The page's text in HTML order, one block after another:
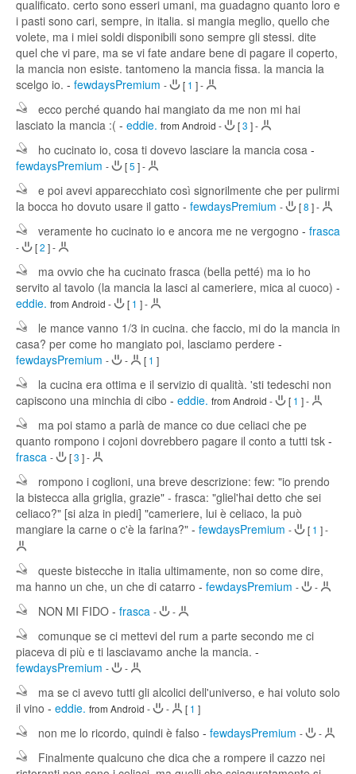
qualificato. certo sono esseri umani, ma guadagno quanto loro e
i pasti sono cari, sempre, in italia. si mangia meglio, quello che
volete, ma i miei soldi disponibili sono sempre gli stessi. dite
quel che vi pare, ma se vi fate andare bene di pagare il coperto,
la mancia non esiste. tantomeno la mancia fissa. la mancia la
scelgo io. - fewdaysPremium - [ 1 ]-
ecco perché quando hai mangiato da me non mi hai
lasciato la mancia :( - eddie. from Android - [3 ]-
ho cucinato io, cosa ti dovevo lasciare la mancia cosa -
fewdaysPremium - [5 ]-
e poi avevi apparecchiato così signorilmente che per pulirmi
la bocca ho dovuto usare il gatto - fewdaysPremium - [8 ]-
veramente ho cucinato io e ancora me ne vergogno - frasca
- [2 ]-
ma ovvio che ha cucinato frasca (bella petté) ma io ho
servito al tavolo (la mancia la lasci al cameriere, mica al cuoco) -
eddie. from Android - [ 1 ]-
le mance vanno 1/3 in cucina. che faccio, mi do la mancia in
casa? per come ho mangiato poi, lasciamo perdere -
fewdaysPremium - - [ 1 ]
la cucina era ottima e il servizio di qualità. 'sti tedeschi non
capiscono una minchia di cibo - eddie. from Android - [ 1 ]-
ma poi stamo a parlà de mance co due celiaci che pe
quanto rompono i cojoni dovrebbero pagare il conto a tutti tsk -
frasca - [3 ]-
rompono i coglioni, una breve descrizione: few: "io prendo
la bistecca alla griglia, grazie" - frasca: "gliel'hai detto che sei
celiaco?" [si alza in piedi] "cameriere, lui è celiaco, la può
mangiare la carne o c'è la farina?" - fewdaysPremium - [ 1 ]-
queste bistecche in italia ultimamente, non so come dire,
ma hanno un che, un che di catarro - fewdaysPremium - -
NON MI FIDO - frasca - -
comunque se ci mettevi del rum a parte secondo me ci
piaceva di più e ti lasciavamo anche la mancia. -
fewdaysPremium - -
ma se ci avevo tutti gli alcolici dell'universo, e hai voluto solo
il vino - eddie. from Android - - [ 1 ]
non me lo ricordo, quindi è falso - fewdaysPremium - -
Finalmente qualcuno che dica che a rompere il cazzo nei